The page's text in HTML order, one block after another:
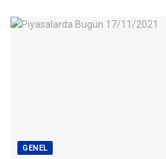
GENEL